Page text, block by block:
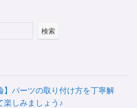
検索
】パーツの取り付け方を丁寧解
楽しみましょう♪